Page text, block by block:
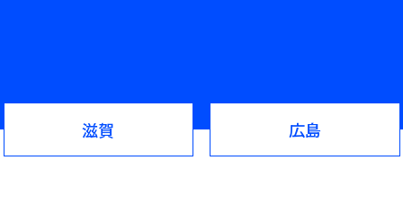
滋賀 広島